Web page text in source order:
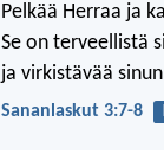
Pelkää Herraa ja
Se on terveellistä
ja virkistävää
Sananlaskut 3:7-8